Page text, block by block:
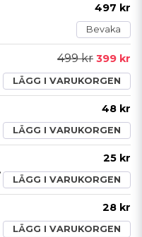
497 kr
Bevaka
499 kr 399 kr
LÄGG I VARUKORGEN
48 kr
LÄGG I VARUKORGEN
25 kr
LÄGG I VARUKORGEN
28 kr
LÄGG I VARUKORGEN